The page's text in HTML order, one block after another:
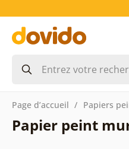
Page d’accueil Papiers
Papier peint